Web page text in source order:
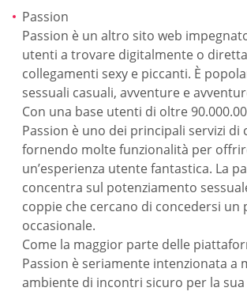
Passion
Passion è un altro sito web
utenti a trovare digitalmente o
collegamenti sexy e piccanti. È
sessuali casuali, avventure e
Con una base utenti di oltre
Passion è uno dei principali servizi di
fornendo molte funzionalità per
un’esperienza utente fantastica. La
concentra sul potenziamento
coppie che cercano di concedersi un
occasionale.
Come la maggior parte delle
Passion è seriamente intenzionata a
ambiente di incontri sicuro per la